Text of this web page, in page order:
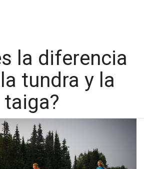
la diferencia
tundra y la
taiga?